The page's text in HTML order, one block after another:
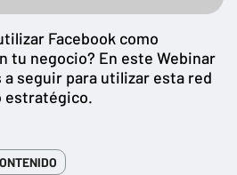
Facebook como
tu negocio? En este Webinar
a seguir para utilizar esta red
estratégico.